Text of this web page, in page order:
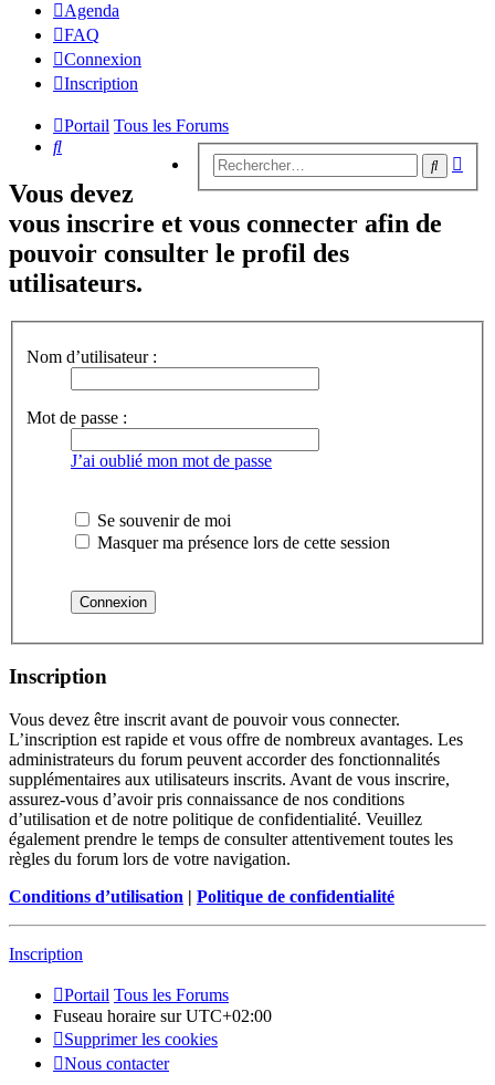
Agenda
FAQ
Connexion
Inscription
Portail Tous les Forums
Rechercher
Vous devez
vous inscrire et vous connecter afin de
pouvoir consulter le profil des
utilisateurs.
Nom d’utilisateur :
Mot de passe :
J’ai oublié mon mot de passe
Se souvenir de moi
Masquer ma présence lors de cette session
Inscription
Vous devez être inscrit avant de pouvoir vous connecter.
L’inscription est rapide et vous offre de nombreux avantages. Les
administrateurs du forum peuvent accorder des fonctionnalités
supplémentaires aux utilisateurs inscrits. Avant de vous inscrire,
assurez-vous d’avoir pris connaissance de nos conditions
d’utilisation et de notre politique de confidentialité. Veuillez
également prendre le temps de consulter attentivement toutes les
règles du forum lors de votre navigation.
Conditions d’utilisation | Politique de confidentialité
Inscription
Portail Tous les Forums
Fuseau horaire surUTC+02:00
Supprimer les cookies
Nous contacter